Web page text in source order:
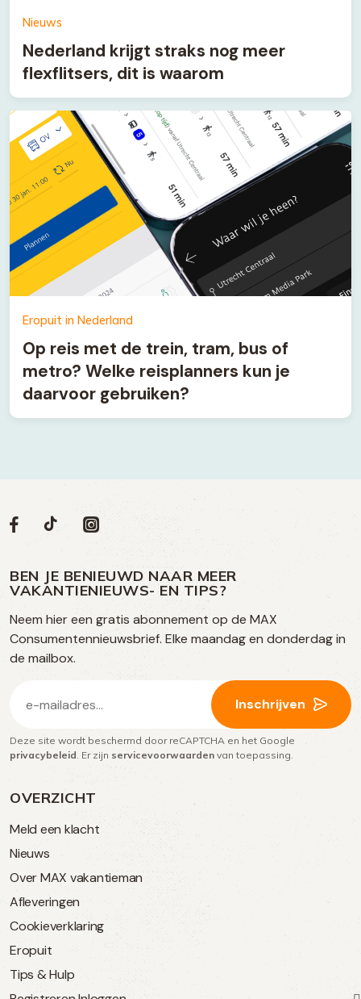
Nieuws
Nederland krijgt straks nog meer
flexflitsers, dit is waarom
Eropuit in Nederland
Op reis met de trein, tram, bus of
metro? Welke reisplanners kun je
daarvoor gebruiken?
OVERZICHT
Meld een klacht
Nieuws
Over MAX vakantieman
Afleveringen
Cookieverklaring
Eropuit
Tips & Hulp
Volg
op
social
media
Social
Volg
op
Facebook
Volg
op
TikTok
Volg
op
Instagram
BEN JE BENIEUWD NAAR MEER
VAKANTIENIEUWS- EN TIPS?
Neem hier een gratis abonnement op de MAX
Consumentennieuwsbrief. Elke maandag en donderdag in
de mailbox.
mailadres
(Vereist)
Inschrijven
Deze site wordt beschermd door reCAPTCHA en het Google
privacybeleid . Er zijn servicevoorwaarden van toepassing.